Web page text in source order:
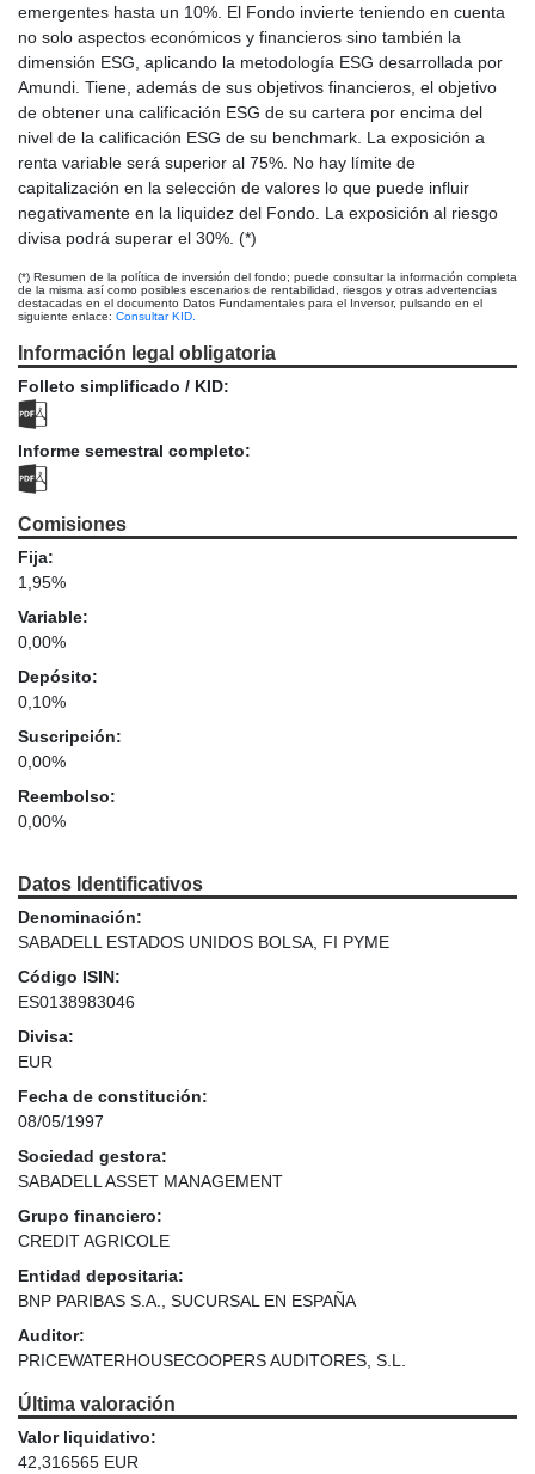
emergentes hasta un 10%. El Fondo invierte teniendo en cuenta
no solo aspectos económicos y financieros sino también la
dimensión ESG, aplicando la metodología ESG desarrollada por
Amundi. Tiene, además de sus objetivos financieros, el objetivo
de obtener una calificación ESG de su cartera por encima del
nivel de la calificación ESG de su benchmark. La exposición a
renta variable será superior al 75%. No hay límite de
capitalización en la selección de valores lo que puede influir
negativamente en la liquidez del Fondo. La exposición al riesgo
divisa podrá superar el 30%. (*)
(*) Resumen de la política de inversión del fondo; puede consultar la información completa
de la misma así como posibles escenarios de rentabilidad, riesgos y otras advertencias
destacadas en el documento Datos Fundamentales para el Inversor, pulsando en el
siguiente enlace: Consultar KID.
Información legal obligatoria
Folleto simplificado / KID:
Informe semestral completo:
Comisiones
Fija:
1,95%
Variable:
0,00%
Depósito:
0,10%
Suscripción:
0,00%
Reembolso:
0,00%
Datos Identificativos
Denominación:
SABADELL ESTADOS UNIDOS BOLSA, FI PYME
Código ISIN:
ES0138983046
Divisa:
EUR
Fecha de constitución:
08/05/1997
Sociedad gestora:
SABADELL ASSET MANAGEMENT
Grupo financiero:
CREDIT AGRICOLE
Entidad depositaria:
BNP PARIBAS S.A., SUCURSAL EN ESPAÑA
Auditor:
PRICEWATERHOUSECOOPERS AUDITORES, S.L.
Última valoración
Valor liquidativo:
42,316565 EUR